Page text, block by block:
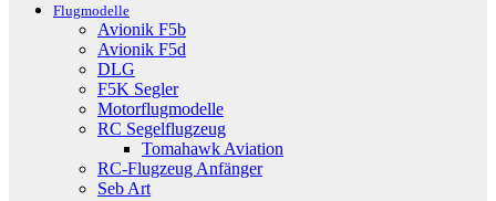
Flugmodelle
Avionik F5b
Avionik F5d
DLG
F5K Segler
Motorflugmodelle
RC Segelflugzeug
Tomahawk Aviation
RC-Flugzeug Anfänger
Seb Art